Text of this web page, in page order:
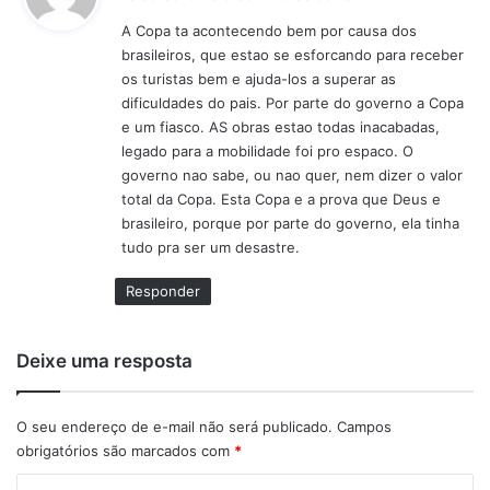
s
e
A Copa ta acontecendo bem por causa dos
brasileiros, que estao se esforcando para receber
os turistas bem e ajuda-los a superar as
dificuldades do pais. Por parte do governo a Copa
e um fiasco. AS obras estao todas inacabadas,
legado para a mobilidade foi pro espaco. O
governo nao sabe, ou nao quer, nem dizer o valor
total da Copa. Esta Copa e a prova que Deus e
brasileiro, porque por parte do governo, ela tinha
tudo pra ser um desastre.
Responder
Deixe uma resposta
O seu endereço de e-mail não será publicado. Campos
obrigatórios são marcados com *